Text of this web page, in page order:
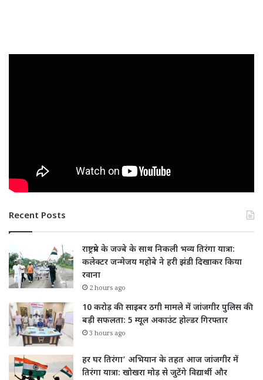
Recent Posts
राष्ट्रप्रेम के जज्बे के साथ निकली भव्य तिरंगा यात्रा:
कलेक्टर जन्मेजय महोबे ने हरी झंडी दिखाकर किया
रवाना
2 hours ago
10 करोड़ की साइबर ठगी मामले में जांजगीर पुलिस की
बड़ी सफलता: 5 म्यूल अकाउंट होल्डर गिरफ्तार
3 hours ago
हर घर तिरंगा’ अभियान के तहत आज जांजगीर में
तिरंगा यात्रा: खोखरा मोड़ से जुटेंगे विद्यार्थी और